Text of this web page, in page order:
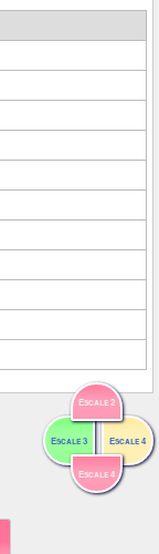
Escale 4
Escale 3
Escale 4
Escale 2